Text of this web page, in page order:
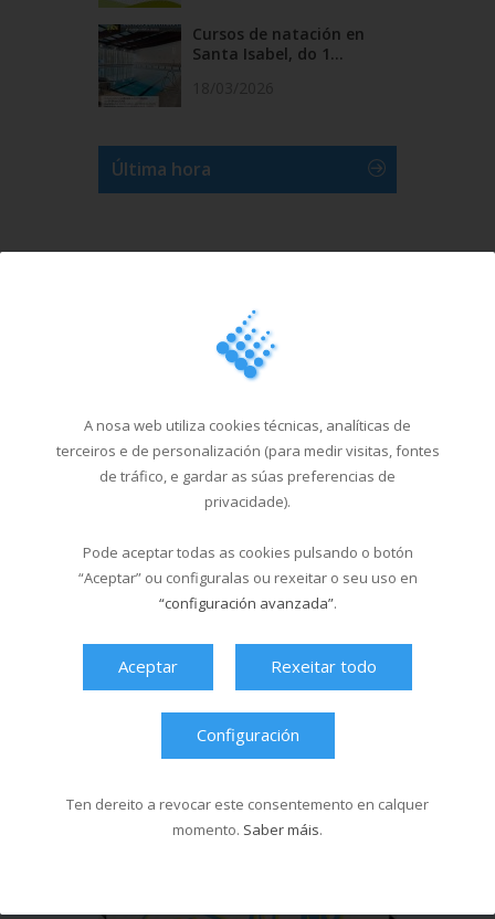
Cursos de natación en
Santa Isabel, do 1...
Última hora
A nosa web utiliza cookies técnicas, analíticas de
terceiros e de personalización (para medir visitas, fontes
de tráfico, e gardar as súas preferencias de
privacidade).
Pode aceptar todas as cookies pulsando o botón
“Aceptar” ou configuralas ou rexeitar o seu uso en
“configuración avanzada”.
Aceptar Rexeitar todo
Configuración
Ten dereito a revocar este consentemento en calquer
momento. Saber máis.